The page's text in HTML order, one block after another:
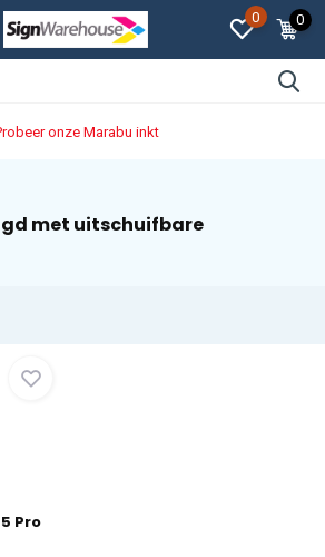
0 0
onze Marabu inkt
met uitschuifbare
Pro